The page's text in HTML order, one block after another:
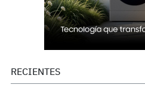
RECIENTES